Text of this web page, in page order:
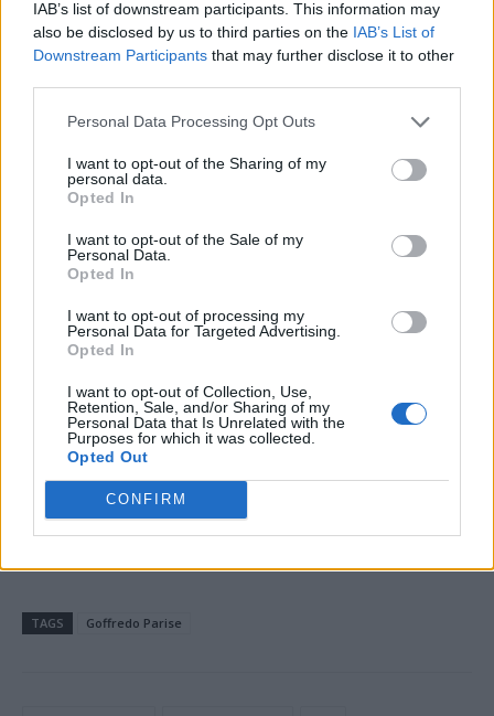
IAB’s list of downstream participants. This information may
also be disclosed by us to third parties on the IAB’s List of
Downstream Participants that may further disclose it to other
Personal Data Processing Opt Outs
I want to opt-out of the Sharing of my
personal data.
Opted In
I want to opt-out of the Sale of my
Personal Data.
Opted In
I want to opt-out of processing my
Personal Data for Targeted Advertising.
Opted In
I want to opt-out of Collection, Use,
Retention, Sale, and/or Sharing of my
Personal Data that Is Unrelated with the
Purposes for which it was collected.
Opted Out
CONFIRM
La sua sete di conoscenza è però implacabile, tanto da portarlo in
America , dove Dino De Laurentiis vorrebbe che scrivesse un film
per il regista Gian Luigi Polidoro. La “Grande Mela” però
rappresenta per Parise un contrasto vivente, tanto da esserne al
contempo colpito e deluso. “Di una città non apprezzi le sette o
domanda” disse Italo Calvino e probabilmente Parise di quesiti da
risolvere ne aveva molti.
La sua esplorazione del mondo infatti prosegue tra Cina, Laos,
Vietnam, Malaysia, Regno Unito, Francia, Russia, Indonesia e
dopo essersi ristabilito in seguito ad un infarto, ha l’ispirazione
per la sua opera “L’eleganza è frigida”. Nel 1986 la frenetica corsa
sopravviene la morte. Questa pone infatti fine alla vita di uomo
che non si è mai accontentato e che ha sempre percorso
imperterrito la sua strada verso il successo, senza perdere mai di
TAGS Goffredo Parise